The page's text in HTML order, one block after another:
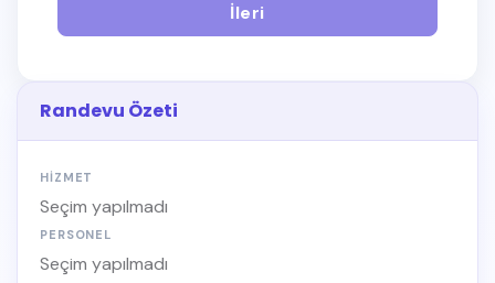
İleri
Randevu Özeti
HIZMET
Seçim yapılmadı
PERSONEL
Seçim yapılmadı